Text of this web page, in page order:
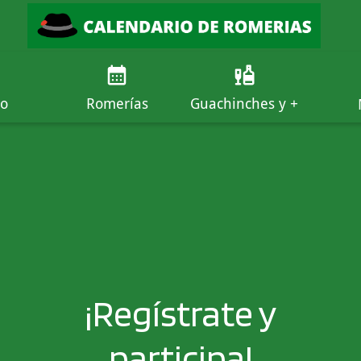
Romerías Guachinches y +
¡Regístrate y